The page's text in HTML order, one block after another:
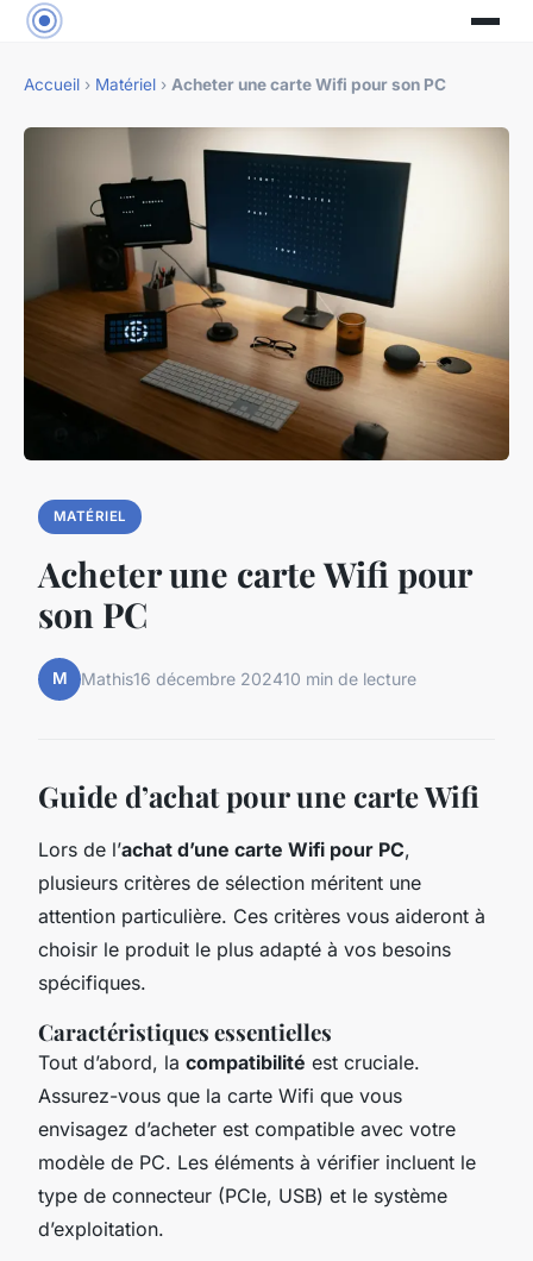
Accueil › Matériel › Acheter une carte Wifi pour son PC
MATÉRIEL
Acheter une carte Wifi pour
son PC
M Mathis16 décembre 202410 min de lecture
Guide d’achat pour une carte Wifi
Lors de l’achat d’une carte Wifi pour PC,
plusieurs critères de sélection méritent une
attention particulière. Ces critères vous aideront à
choisir le produit le plus adapté à vos besoins
spécifiques.
Caractéristiques essentielles
Tout d’abord, la compatibilité est cruciale.
Assurez-vous que la carte Wifi que vous
envisagez d’acheter est compatible avec votre
modèle de PC. Les éléments à vérifier incluent le
type de connecteur (PCIe, USB) et le système
d’exploitation.